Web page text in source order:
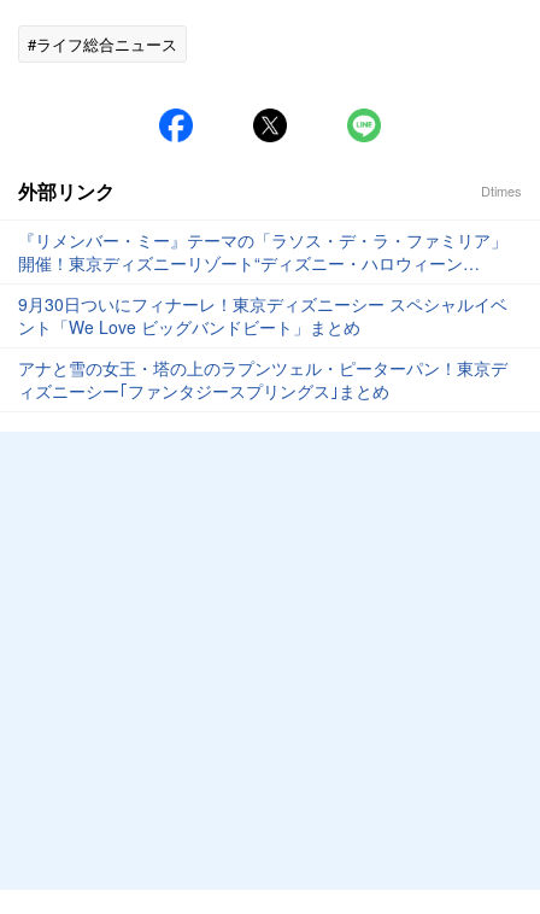
#ライフ総合ニュース
外部リンク Dtimes
『リメンバー・ミー』テーマの「ラソス・デ・ラ・ファミリア」
開催！東京ディズニーリゾート“ディズニー・ハロウィーン
9月30日ついにフィナーレ！東京ディズニーシー スペシャルイベ
ント「We Love ビッグバンドビート」まとめ
アナと雪の女王・塔の上のラプンツェル・ピーターパン！東京デ
ィズニーシー｢ファンタジースプリングス｣まとめ